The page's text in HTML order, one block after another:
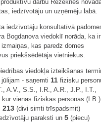
darbu Rēzeknes
iedzīvotāju un uzņēmēju labā.
iedzīvotāju konsultatīvā
Bogdanova viedoklī norāda, ka ir
kas paredz domes
priekšsēdētāja vietniekus.
viedokļa izteikšanas
- saņemti 11 fizisku
A.V., S.S., I.R., A.R., J.P., I.T.,
vienas fiziskas personas (I.B.)
213 (divi simti trīspadsmit)
paraksti un 5 (piecu)